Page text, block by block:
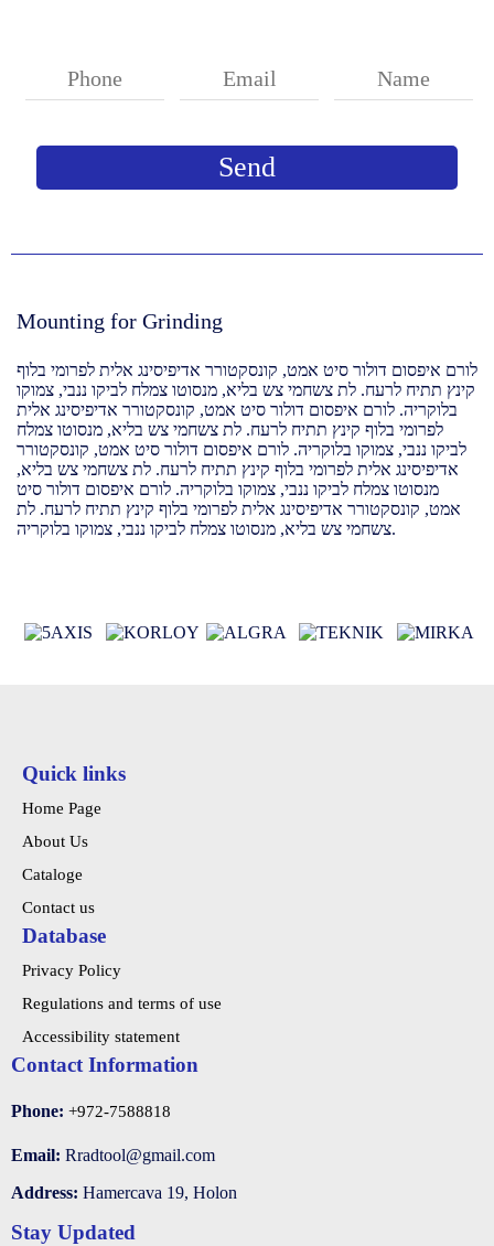
Mounting for Grinding
לורם איפסום דולור סיט אמט, קונסקטורר אדיפיסינג אלית לפרומי בלוף
קינץ תתיח לרעח. לת צשחמי צש בליא, מנסוטו צמלח לביקו ננבי, צמוקו
בלוקריה. לורם איפסום דולור סיט אמט, קונסקטורר אדיפיסינג אלית
לפרומי בלוף קינץ תתיח לרעח. לת צשחמי צש בליא, מנסוטו צמלח
לביקו ננבי, צמוקו בלוקריה. לורם איפסום דולור סיט אמט, קונסקטורר
אדיפיסינג אלית לפרומי בלוף קינץ תתיח לרעח. לת צשחמי צש בליא,
מנסוטו צמלח לביקו ננבי, צמוקו בלוקריה. לורם איפסום דולור סיט
אמט, קונסקטורר אדיפיסינג אלית לפרומי בלוף קינץ תתיח לרעח. לת
צשחמי צש בליא, מנסוטו צמלח לביקו ננבי, צמוקו בלוקריה.
Quick links
Home Page
About Us
Cataloge
Contact us
Database
Privacy Policy
Regulations and terms of use
Accessibility statement
Contact Information
Phone: +972-7588818
Email:
Address: Hamercava 19, Holon
Stay Updated